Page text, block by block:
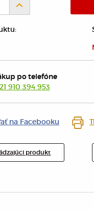
po telefóne
910 394 953
na Facebooku
produkt